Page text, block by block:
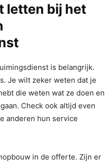
letten bij het
is belangrijk.
Je wilt zeker weten dat je
die weten wat ze doen en
Check ook altijd even
anderen hun service
in de offerte. Zijn er